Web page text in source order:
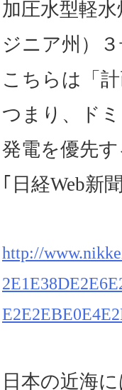
加圧水型軽
ジニア州）
こちらは「
つまり、ド
発電を優先
｢日経Web新
http://
日本の近海